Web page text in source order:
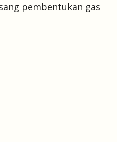
pembentukan gas